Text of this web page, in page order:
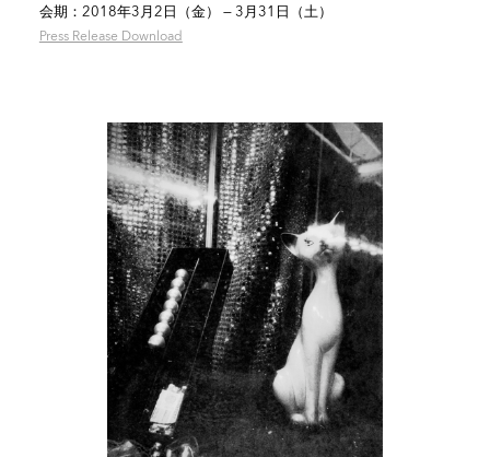
会期：2018年3月2日（金） — 3月31日（土）
Press Release Download